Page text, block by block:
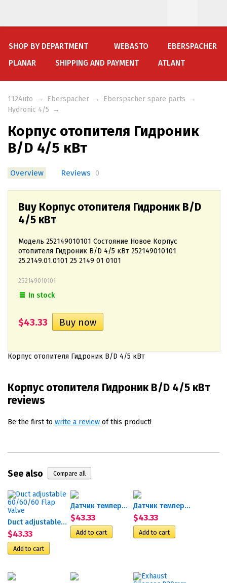
SHOP BY DEPARTMENT WEBASTO
EBERSPACHER
PLANAR
SHIPPING AND PAYMENT ATLANT
112Auto → Eberspacher → Eberspacher spare parts
→
Hydronic 4/5
→
Корпус отопителя Гидроник
B/D 4/5 кВт
Overview Reviews 0
Buy Корпус отопителя Гидроник B/D
4/5 кВт
Модель 252149010101 Состояние Новое Корпус
отопителя Гидроник B/D 4/5 кВт 252149010101
25.2149.01.0101 25 2149 01 0101
252149010101
In stock
$43.33
Корпус отопителя Гидроник B/D 4/5 кВт
Корпус отопителя Гидроник B/D 4/5 кВт
reviews
Be the first to write a review of this product!
See also
Duct adjustable 60/60/60...
$43.33
Датчик температуры Гидроник...
$43.33
Датчик температуры...
$43.33